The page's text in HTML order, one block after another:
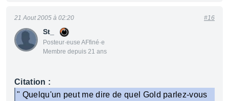
St_
Posteur·euse AFfiné·e
Membre depuis 21 ans
21 Aout 2005 à 02:20 #16
Citation :
" Quelqu'un peut me dire de quel Gold parlez-vous